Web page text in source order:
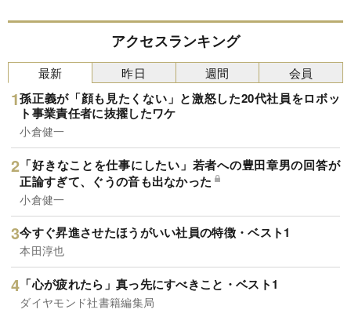
アクセスランキング
最新
孫正義が「顔も見たくない」と激怒した20代社員をロボッ
ト事業責任者に抜擢したワケ
小倉健一
「好きなことを仕事にしたい」若者への豊田章男の回答が
正論すぎて、ぐうの音も出なかった
小倉健一
今すぐ昇進させたほうがいい社員の特徴・ベスト1
本田淳也
「心が疲れたら」真っ先にすべきこと・ベスト1
ダイヤモンド社書籍編集局
昨日 週間 会員